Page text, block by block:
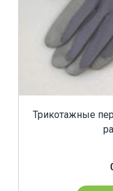
Трикотажные